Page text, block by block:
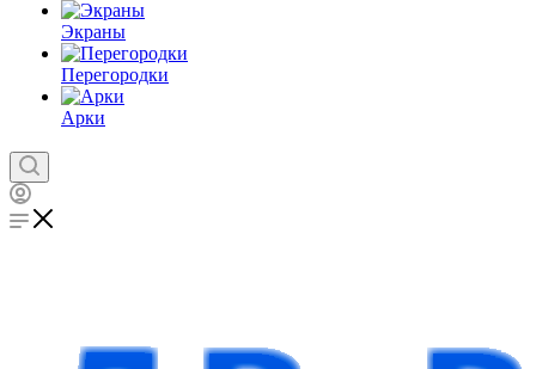
Экраны
Перегородки
Арки